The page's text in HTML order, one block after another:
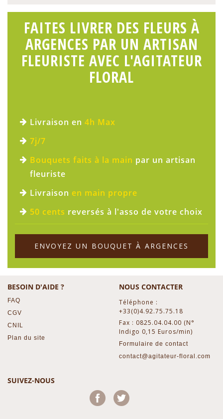
FAITES LIVRER DES FLEURS À
ARGENCES PAR UN ARTISAN
FLEURISTE AVEC L'AGITATEUR
FLORAL
Livraison en 4h Max
7j/7
Bouquets faits à la main par un artisan
fleuriste
Livraison en main propre
50 cents reversés à l'asso de votre choix
ENVOYEZ UN BOUQUET À ARGENCES
BESOIN D'AIDE ?
FAQ
CGV
CNIL
Plan du site
NOUS CONTACTER
Téléphone :
+33(0)4.92.75.75.18
Fax : 0825.04.04.00 (N°
Indigo 0,15 Euros/min)
Formulaire de contact
contact@agitateur-floral.com
SUIVEZ-NOUS
Facebook